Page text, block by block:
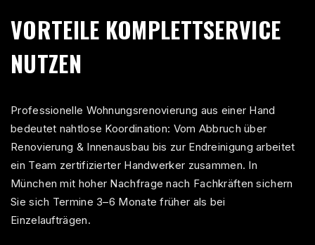
VORTEILE KOMPLETTSERVICE
NUTZEN
Professionelle Wohnungsrenovierung aus einer Hand
bedeutet nahtlose Koordination: Vom Abbruch über
Renovierung & Innenausbau bis zur Endreinigung arbeitet
ein Team zertifizierter Handwerker zusammen. In
München mit hoher Nachfrage nach Fachkräften sichern
Sie sich Termine 3–6 Monate früher als bei
Einzelaufträgen.